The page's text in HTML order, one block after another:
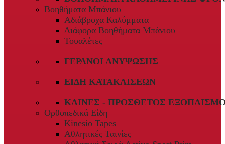
Βοηθήματα Μπάνιου
Αδιάβροχα Καλύμματα
Διάφορα Βοηθήματα Μπάνιου
Τουαλέτες
ΓΕΡΑΝΟΊ ΑΝΎΨΩΣΗΣ
ΕΊΔΗ ΚΑΤΑΚΛΊΣΕΩΝ
ΚΛΊΝΕΣ - ΠΡΌΣΘΕΤΟΣ
Ορθοπεδικά Είδη
Kinesio Tapes
Αθλητικές Ταινίες